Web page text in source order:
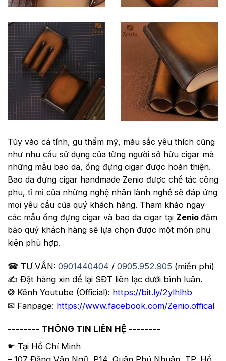
Tùy vào cá tính, gu thẩm mỹ, màu sắc yêu thích cũng
như nhu cầu sử dụng của từng người sở hữu cigar mà
những mẫu bao da, ống đựng cigar được hoàn thiện.
Bao da đựng cigar handmade Zenio được chế tác công
phu, tỉ mỉ của những nghệ nhân lành nghề sẽ đáp ứng
mọi yêu cầu của quý khách hàng. Tham khảo ngay
các mẫu ống đựng cigar và bao da cigar tại Zenio đảm
bảo quý khách hàng sẽ lựa chọn được một món phụ
kiện phù hợp.
☎ TƯ VẤN: 0901440404 / 0905.952.905 (miễn phí)
✍️ Đặt hàng xin để lại SĐT liên lạc dưới bình luận.
❂ Kênh Youtube (Official): https://bit.ly/2ylhlhb
✉ Fanpage: https://www.facebook.com/Zenio.offical
-------- THÔNG TIN LIÊN HỆ --------
☛ Tại Hồ Chí Minh